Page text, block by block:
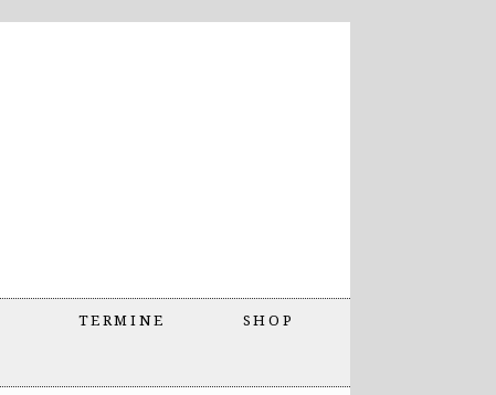
TERMINE SHOP